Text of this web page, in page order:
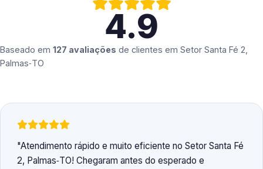
4.9
Baseado em 127 avaliações de clientes em Setor Santa Fé 2,
Palmas‑TO
Atendimento rápido e muito eficiente no Setor Santa Fé
2, Palmas‑TO! Chegaram antes do esperado e